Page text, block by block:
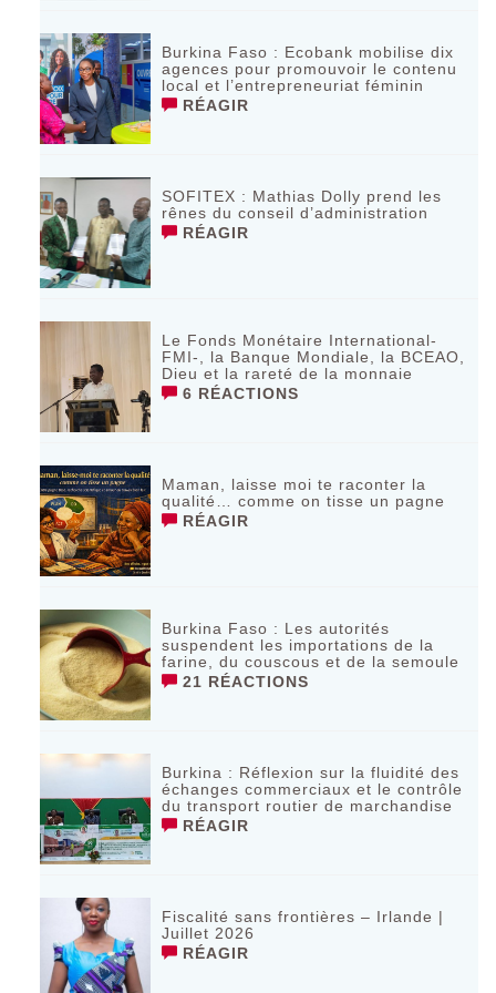
Burkina Faso : Ecobank mobilise dix
agences pour promouvoir le contenu
local et l’entrepreneuriat féminin
RÉAGIR
SOFITEX : Mathias Dolly prend les
rênes du conseil d’administration
RÉAGIR
Le Fonds Monétaire International-
FMI-, la Banque Mondiale, la BCEAO,
Dieu et la rareté de la monnaie
6 RÉACTIONS
Maman, laisse moi te raconter la
qualité… comme on tisse un pagne
RÉAGIR
Burkina Faso : Les autorités
suspendent les importations de la
farine, du couscous et de la semoule
21 RÉACTIONS
Burkina : Réflexion sur la fluidité des
échanges commerciaux et le contrôle
du transport routier de marchandise
RÉAGIR
Fiscalité sans frontières – Irlande |
Juillet 2026
RÉAGIR